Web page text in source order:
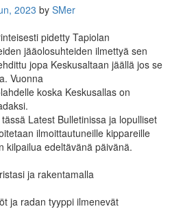
2023 by SMer
pidetty Tapiolan
jääolosuhteiden ilmettyä sen
jopa Keskusaltaan jäällä jos se
Vuonna
koska Keskusallas on
Latest Bulletinissa ja lopulliset
ilmoittautuneille kippareille
kilpailua edeltävänä päivänä.
ja rakentamalla
ja radan tyyppi ilmenevät